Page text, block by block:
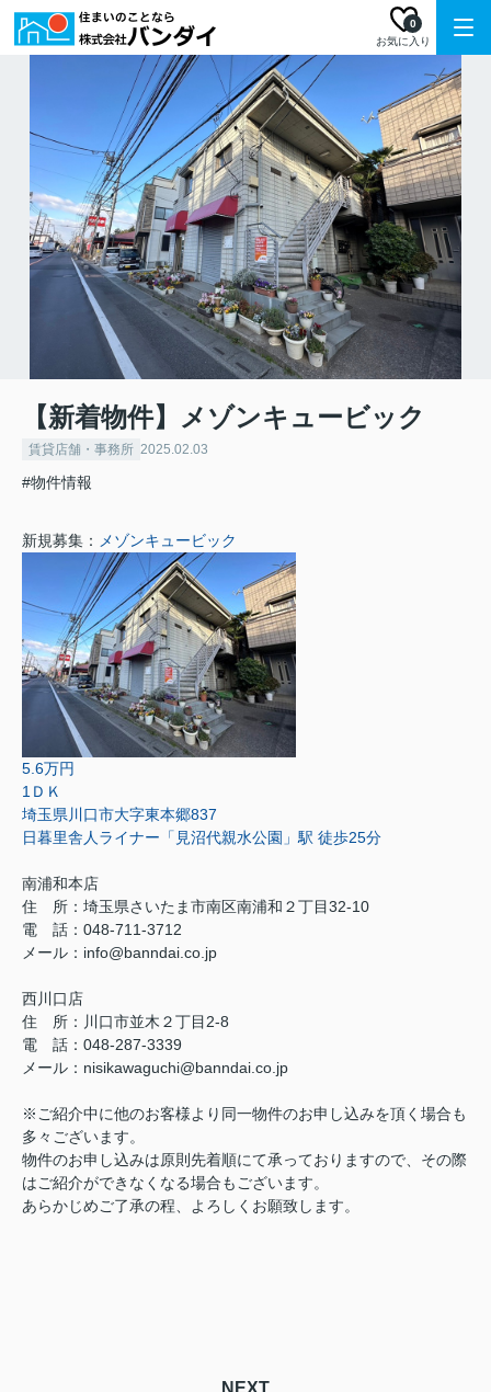
お気に入り
0
【新着物件】メゾンキュービック
賃貸店舗・事務所 2025.02.03
#物件情報
新規募集： メゾンキュービック
5.6万円
1ＤＫ
埼玉県川口市大字東本郷837
日暮里舎人ライナー「見沼代親水公園」駅 徒歩25分
南浦和本店
住 所： 埼玉県さいたま市南区南浦和２丁目32-10
電 話：048-711-3712
メール： info@banndai.co.jp
西川口店
住 所： 川口市並木２丁目2-8
電 話：048-287-3339
メール ： nisikawaguchi@banndai.co.jp
※ご紹介中に他のお客様より同一物件のお申し込みを頂く場合も
多々ございます。
物件のお申し込みは原則先着順にて承っておりますので、その際
はご紹介ができなくなる場合もございます。
あらかじめご了承の程、よろしくお願致します。
NEXT